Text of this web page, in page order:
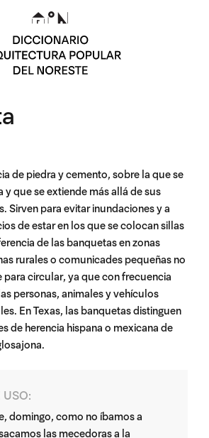
de piedra y cemento, sobre la que se
y que se extiende más allá de sus
Sirven para evitar inundaciones y a
de estar en los que se colocan sillas
de las banquetas en zonas
rurales o comunicades pequeñas no
circular, ya que con frecuencia
personas, animales y vehículos
En Texas, las banquetas distinguen
de herencia hispana o mexicana de
USO:
domingo, como no íbamos a
las mecedoras a la